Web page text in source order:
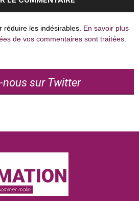
réduire les indésirables. En savoir plus
de vos commentaires sont traitées
nous sur Twitter